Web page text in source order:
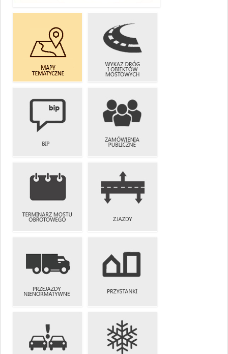
MAPY
TEMATYCZNE
WYKAZ DRÓG
I OBIEKTÓW
ZAMÓWIENIA
PUBLICZNE
TERMINARZ
MOSTU
ZJAZDY
PRZEJAZDY
NIENORMATYWNE
PRZYSTANKI